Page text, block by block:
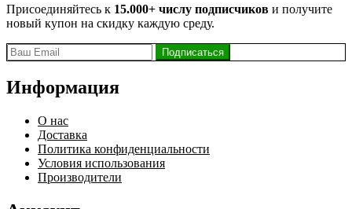
Присоединяйтесь к 15.000+ числу подписчиков и получите
новый купон на скидку каждую среду.
Информация
О нас
Доставка
Политика конфиденциальности
Условия использования
Производители